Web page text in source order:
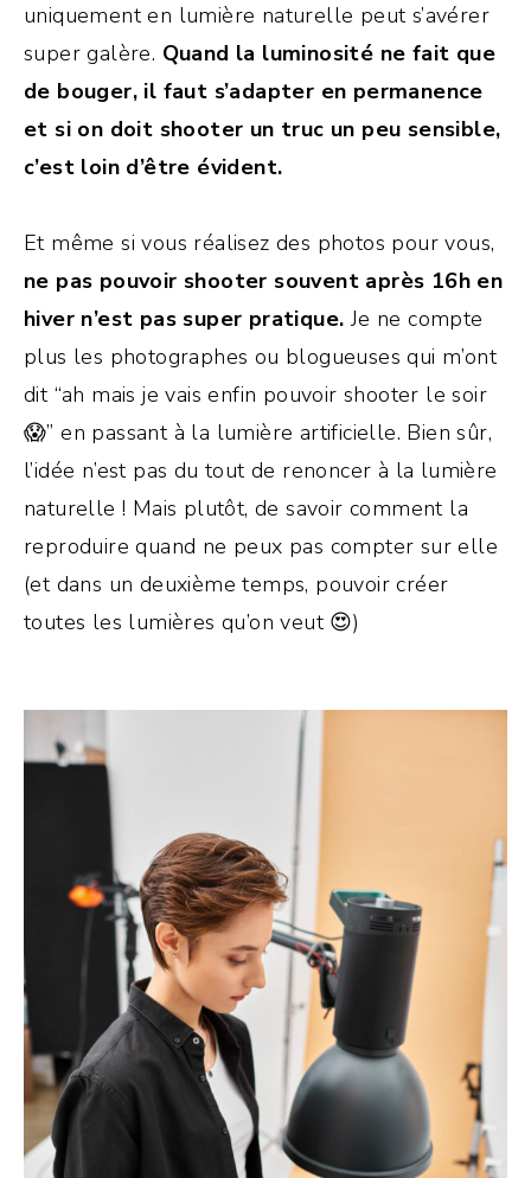
uniquement en lumière naturelle peut s’avérer
super galère. Quand la luminosité ne fait que
de bouger, il faut s’adapter en permanence
et si on doit shooter un truc un peu sensible,
c’est loin d’être évident.
Et même si vous réalisez des photos pour vous,
ne pas pouvoir shooter souvent après 16h en
hiver n’est pas super pratique. Je ne compte
plus les photographes ou blogueuses qui m’ont
dit “ah mais je vais enfin pouvoir shooter le soir
😱” en passant à la lumière artificielle. Bien sûr,
l’idée n’est pas du tout de renoncer à la lumière
naturelle ! Mais plutôt, de savoir comment la
reproduire quand ne peux pas compter sur elle
(et dans un deuxième temps, pouvoir créer
toutes les lumières qu’on veut 😍)